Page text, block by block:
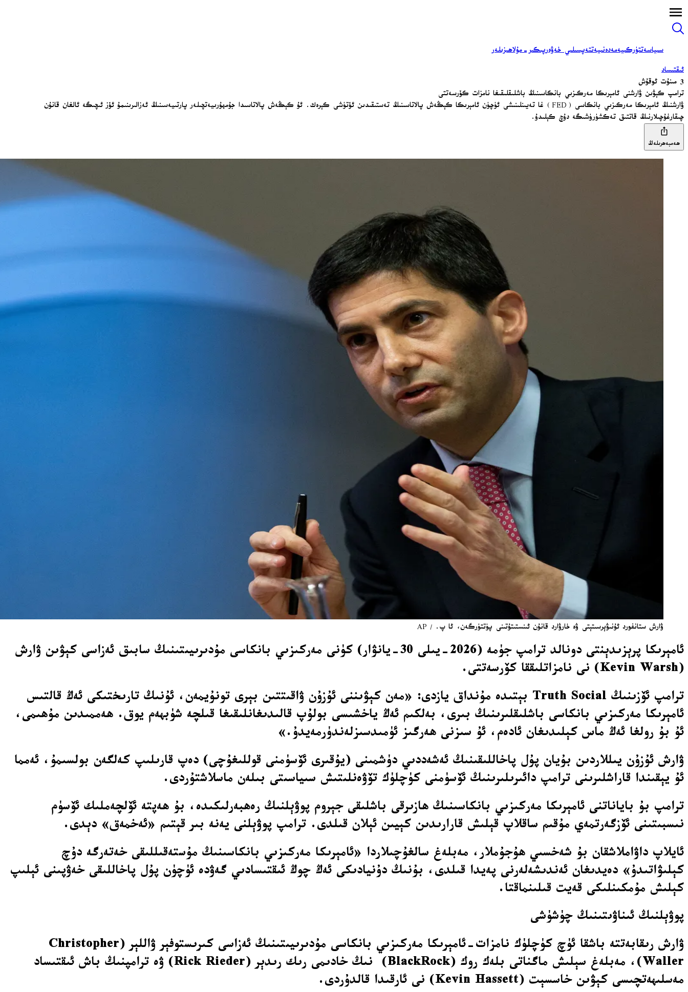
سىياسەتتۈركىيەمەدەنىيەتتەپسىلىي خەۋەرپىكىر-مۇلاھىزىلەر
ئىقتىساد
3 مىنۇت ئوقۇش
ترامپ كېۋىن ۋارشنى ئامېرىكا مەركىزىي بانكاسىنىڭ باشلىقلىقىغا نامزات كۆرسەتتى
ۋارشنىڭ ئامېرىكا مەركىزىي بانكاسى (FED) غا تەيىنلىنىشى ئۈچۈن ئامېرىكا كېڭەش پالاتاسىنىڭ تەستىقىدىن ئۆتۈشى كېرەك. ئۇ كېڭەش پالاتاسىدا جۇمھۇرىيەتچىلەر پارتىيەسىنىڭ ئەزالىرىنىمۇ ئۆز ئىچىگە ئالغان قانۇن
چىقارغۇچىلارنىڭ قاتتىق تەكشۈرۈشىگە دۇچ كېلىدۇ.
ھەمبەھرىلەڭ
ۋارش ستانفورد ئۇنىۋېرسىتېتى ۋە خارۋارد قانۇن ئىنستىتۇتىنى پۈتتۈرگەن، ئا پ. / AP
ئامېرىكا پرېزىدېنتى دونالد ترامپ جۈمە (2026-يىلى 30-يانۋار) كۈنى مەركىزىي بانكاسى مۇدىرىيىتىنىڭ سابىق ئەزاسى كېۋىن ۋارش
(Kevin Warsh) نى نامزاتلىققا كۆرسەتتى.
ترامپ ئۆزىنىڭ Truth Social بېتىدە مۇنداق يازدى: «مەن كېۋىننى ئۇزۇن ۋاقىتتىن بېرى تونۇيمەن، ئۇنىڭ تارىختىكى ئەڭ قالتىس
ئامېرىكا مەركىزىي بانكاسى باشلىقلىرىنىڭ بىرى، بەلكىم ئەڭ ياخشىسى بولۇپ قالىدىغانلىقىغا قىلچە شۈبھەم يوق. ھەممىدىن مۇھىمى،
ئۇ بۇ رولغا ئەڭ ماس كېلىدىغان ئادەم، ئۇ سىزنى ھەرگىز ئۈمىدسىزلەندۈرمەيدۇ.»
ۋارش ئۇزۇن يىللاردىن بۇيان پۇل پاخاللىقىنىڭ ئەشەددىي دۈشمىنى (يۇقىرى ئۆسۈمنى قوللىغۇچى) دەپ قارىلىپ كەلگەن بولسىمۇ، ئەمما
ئۇ يېقىندا قاراشلىرىنى ترامپ دائىرىلىرىنىڭ ئۆسۈمنى كۈچلۈك تۆۋەنلىتىش سىياسىتى بىلەن ماسلاشتۇردى.
ترامپ بۇ باياناتنى ئامېرىكا مەركىزىي بانكاسىنىڭ ھازىرقى باشلىقى جېروم پوۋېلنىڭ رەھبەرلىكىدە، بۇ ھەپتە ئۆلچەملىك ئۆسۈم
نىسبىتىنى ئۆزگەرتمەي مۇقىم ساقلاپ قېلىش قارارىدىن كېيىن ئېلان قىلدى. ترامپ پوۋېلنى يەنە بىر قېتىم «ئەخمەق» دېدى.
ئايلاپ داۋاملاشقان بۇ شەخسىي ھۇجۇملار، مەبلەغ سالغۇچىلاردا «ئامېرىكا مەركىزىي بانكاسىنىڭ مۇستەقىللىقى خەتەرگە دۇچ
كېلىۋاتىدۇ» دەيدىغان ئەندىشەلەرنى پەيدا قىلدى، بۇنىڭ دۇنيادىكى ئەڭ چوڭ ئىقتىسادىي گەۋدە ئۈچۈن پۇل پاخاللىقى خەۋپىنى ئېلىپ
كېلىش مۇمكىنلىكى قەيت قىلىنماقتا.
پوۋېلنىڭ ئىناۋىتىنىڭ چۈشۈشى
ۋارش رىقابەتتە باشقا ئۈچ كۈچلۈك نامزات-ئامېرىكا مەركىزىي بانكاسى مۇدىرىيىتىنىڭ ئەزاسى كىرىستوفېر ۋاللېر (Christopher
Waller)، مەبلەغ سېلىش ماگناتى بلەك روك (BlackRock) نىڭ خادىمى رىك رىدېر (Rick Rieder) ۋە ترامپنىڭ باش ئىقتىساد
مەسلىھەتچىسى كېۋىن خاسسېت (Kevin Hassett) نى ئارقىدا قالدۇردى.